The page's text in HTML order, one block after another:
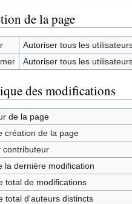
de la page
Autoriser tous les
Autoriser tous les
des modifications
de la page
création de la page
contributeur
la dernière modification
total de modifications
total d'auteurs distincts